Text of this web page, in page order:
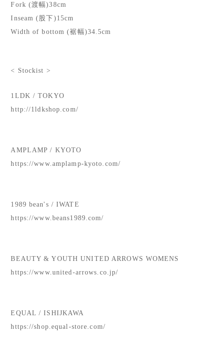
Fork (渡幅)38cm
Inseam (股下)15cm
Width of bottom (裾幅)34.5cm
< Stockist >
1LDK / TOKYO
http://1ldkshop.com/
AMPLAMP / KYOTO
https://www.amplamp-kyoto.com/
1989 bean's / IWATE
https://www.beans1989.com/
BEAUTY & YOUTH UNITED ARROWS WOMENS
https://www.united-arrows.co.jp/
EQUAL / ISHIJKAWA
https://shop.equal-store.com/